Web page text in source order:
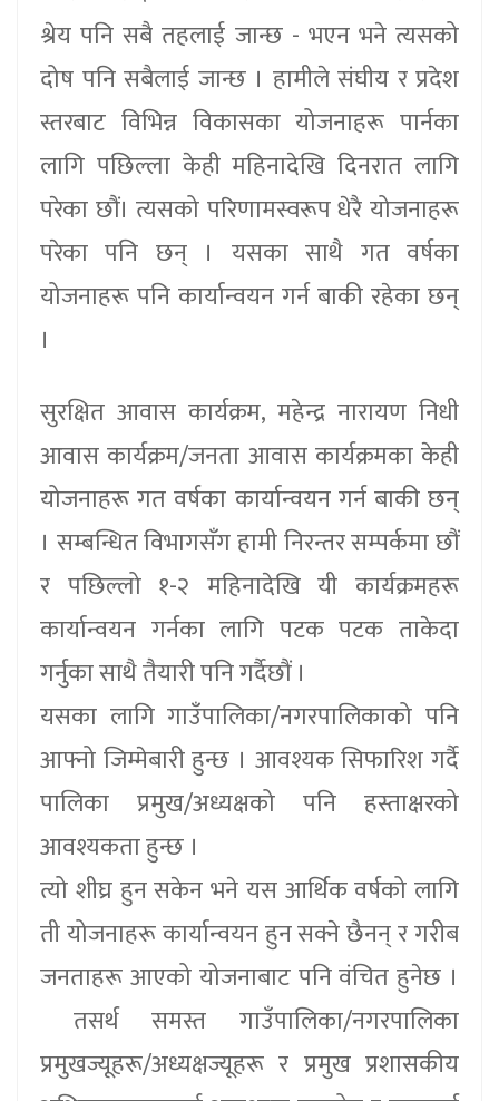
श्रेय पनि सबै तहलाई जान्छ - भएन भने त्यसको
दोष पनि सबैलाई जान्छ । हामीले संघीय र प्रदेश
स्तरबाट विभिन्न विकासका योजनाहरू पार्नका
लागि पछिल्ला केही महिनादेखि दिनरात लागि
परेका छौं। त्यसको परिणामस्वरूप धेरै योजनाहरू
परेका पनि छन् । यसका साथै गत वर्षका
योजनाहरू पनि कार्यान्वयन गर्न बाकी रहेका छन्
।
सुरक्षित आवास कार्यक्रम, महेन्द्र नारायण निधी
आवास कार्यक्रम/जनता आवास कार्यक्रमका केही
योजनाहरू गत वर्षका कार्यान्वयन गर्न बाकी छन्
। सम्बन्धित विभागसँग हामी निरन्तर सम्पर्कमा छौं
र पछिल्लो १-२ महिनादेखि यी कार्यक्रमहरू
कार्यान्वयन गर्नका लागि पटक पटक ताकेदा
गर्नुका साथै तैयारी पनि गर्दैछौं ।
यसका लागि गाउँपालिका/नगरपालिकाको पनि
आफ्नो जिम्मेबारी हुन्छ । आवश्यक सिफारिश गर्दै
पालिका प्रमुख/अध्यक्षको पनि हस्ताक्षरको
आवश्यकता हुन्छ ।
त्यो शीघ्र हुन सकेन भने यस आर्थिक वर्षको लागि
ती योजनाहरू कार्यान्वयन हुन सक्ने छैनन् र गरीब
जनताहरू आएको योजनाबाट पनि वंचित हुनेछ ।
तसर्थ समस्त गाउँपालिका/नगरपालिका
प्रमुखज्यूहरू/अध्यक्षज्यूहरू र प्रमुख प्रशासकीय